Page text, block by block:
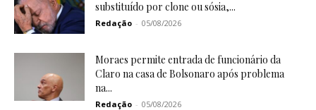
substituído por clone ou sósia,...
Redação - 05/08/2026
Moraes permite entrada de funcionário da
Claro na casa de Bolsonaro após problema
na...
Redação - 05/08/2026